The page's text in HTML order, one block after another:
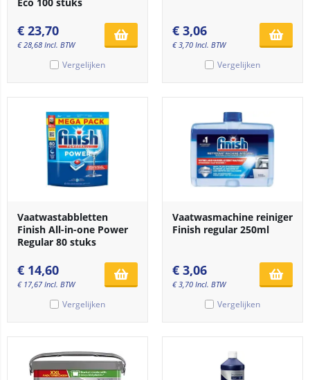
€ 23,70
€28,68 Incl. BTW
Vergelijken
€ 3,06
€3,70 Incl. BTW
Vergelijken
Vaatwastabbletten
Finish All-in-one Power
Regular 80 stuks
€ 14,60
€ 17,67 Incl. BTW
Vergelijken
Vaatwasmachine reiniger
Finish regular 250ml
€ 3,06
€3,70 Incl. BTW
Vergelijken